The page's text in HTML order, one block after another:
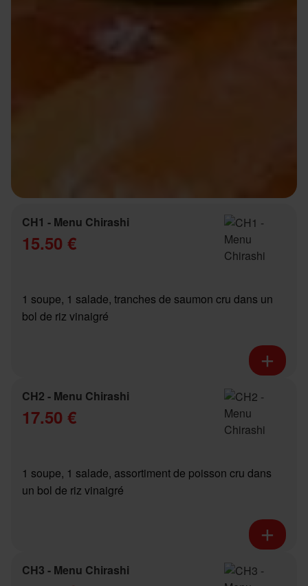
CH1 - Menu Chirashi
15.50 €
1 soupe, 1 salade, tranches de saumon cru dans un
bol de riz vinaigré
CH2 - Menu Chirashi
17.50 €
1 soupe, 1 salade, assortiment de poisson cru dans
un bol de riz vinaigré
CH3 - Menu Chirashi